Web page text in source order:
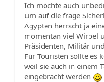
Ich möchte auch
Um auf die frage
Ägypten herrscht ja
momentan viel Wirbel
Präsidenten, Militär
Für Touristen sollte es
weil sie auch in einem
eingebracht werden